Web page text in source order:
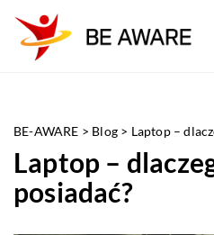
BE-AWARE > Blog > Laptop –
Laptop –
posiadać?